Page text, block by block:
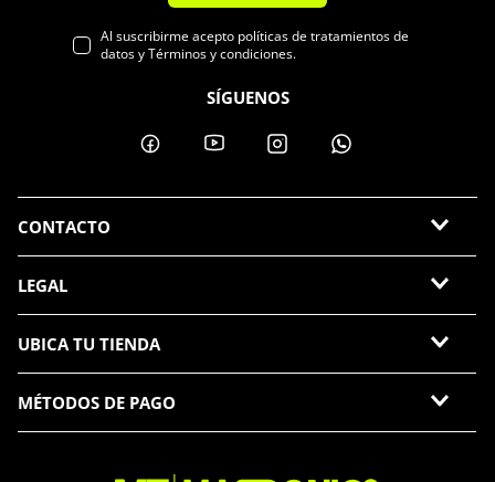
Al suscribirme acepto políticas de tratamientos de
datos y Términos y condiciones.
SÍGUENOS
CONTACTO
LEGAL
UBICA TU TIENDA
MÉTODOS DE PAGO